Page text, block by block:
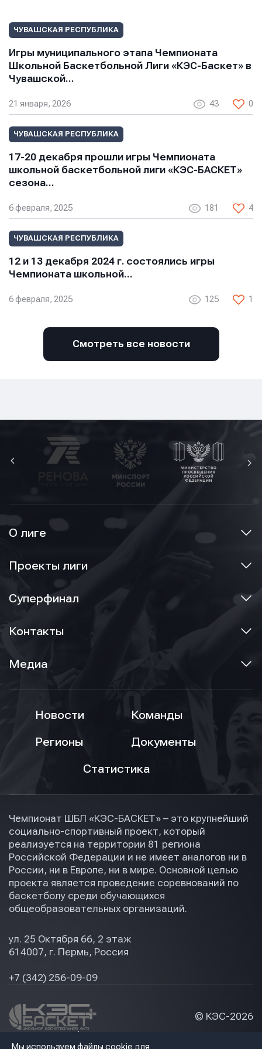
ЧУВАШСКАЯ РЕСПУБЛИКА
Игры муниципального этапа Чемпионата
Школьной Баскетбольной Лиги «КЭС-Баскет» в
Чувашской…
21 января, 2026 43 0
ЧУВАШСКАЯ РЕСПУБЛИКА
17-20 декабря прошли игры Чемпионата
школьной баскетбольной лиги «КЭС-БАСКЕТ»
сезона…
6 февраля, 2025 181 4
ЧУВАШСКАЯ РЕСПУБЛИКА
12 и 13 декабря 2024 г. состоялись игры
Чемпионата школьной…
6 февраля, 2025 125 1
Смотреть все новости
О лиге
Проекты лиги
Суперфинал
Контакты
Медиа
Новости
Команды
Регионы
Документы
Статистика
Чемпионат ШБЛ «КЭС-БАСКЕТ» – это крупнейший
социально-спортивный проект, который
реализуется на территории 81 региона
Российской Федерации и не имеет аналогов ни в
России, ни в Европе, ни в мире. Основной целью
проекта является проведение соревнований по
баскетболу среди обучающихся
общеобразовательных организаций.
ул. 25 Октября 66, 2 этаж
614007, г. Пермь, Россия
+7 (342) 256-09-09
© КЭС-2026
Политика конфидециальности
Отправить
Нажимая кнопку “Отправить”, вы соглашаетесь с
условиями обработки персональных данных
Отправить
Нажимая кнопку “Отправить”, вы соглашаетесь с
условиями обработки персональных данных
Нажимая кнопку “Отправить”, вы соглашаетесь с
условиями обработки персональных данных
Мы используем файлы cookie для